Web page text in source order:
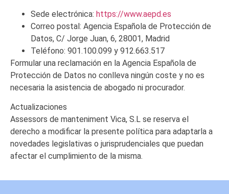
Sede electrónica: https://www.aepd.es
Correo postal: Agencia Española de Protección de
Datos, C/ Jorge Juan, 6, 28001, Madrid
Teléfono: 901.100.099 y 912.663.517
Formular una reclamación en la Agencia Española de
Protección de Datos no conlleva ningún coste y no es
necesaria la asistencia de abogado ni procurador.
Actualizaciones
Assessors de manteniment Vica, S.L se reserva el
derecho a modificar la presente política para adaptarla a
novedades legislativas o jurisprudenciales que puedan
afectar el cumplimiento de la misma.